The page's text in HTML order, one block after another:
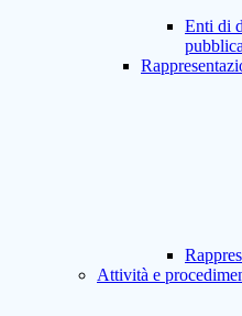
Enti di
Attività e